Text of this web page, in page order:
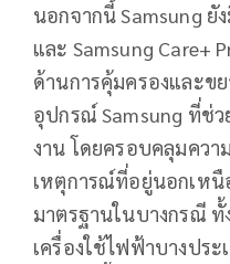
นอกจากนี้ Samsung ยั
และ Samsung Care+
ด้านการคุ้มครองและข
อุปกรณ์ Samsung ที่ช่
งาน โดยครอบคลุมควา
เหตุการณ์ที่อยู่นอกเหนื
มาตรฐานในบางกรณี
เครื่องใช้ไฟฟ้าบางปร